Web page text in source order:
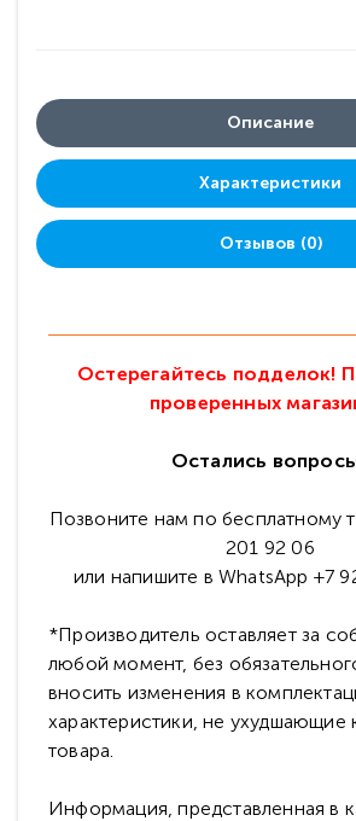
Описание
Характеристики
Отзывов (0)
Остерегайтесь подделок!
проверенных
Остались
Позвоните нам по бесплатному
201 92 06
или напишите в WhatsApp +7
*Производитель оставляет за
любой момент, без
вносить изменения в
характеристики, не ухудшающие
товара.
Информация, представленная в